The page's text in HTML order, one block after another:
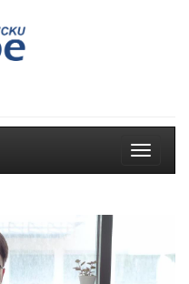
Toggle